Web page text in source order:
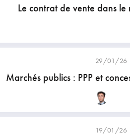
Le contrat de vente dans
29/01/26
Marchés publics : PPP et
19/01/26